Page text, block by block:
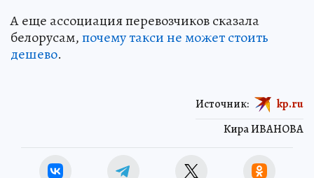
А еще ассоциация перевозчиков сказала
белорусам,почему такси не может стоить
дешево.
Кира ИВАНОВА
Источник: kp.ru